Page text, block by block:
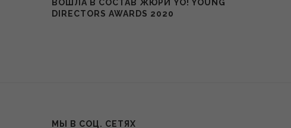
ВОШЛА В СОСТАВ ЖЮРИ YO! YOUNG
DIRECTORS AWARDS 2020
МЫ В СОЦ. СЕТЯХ